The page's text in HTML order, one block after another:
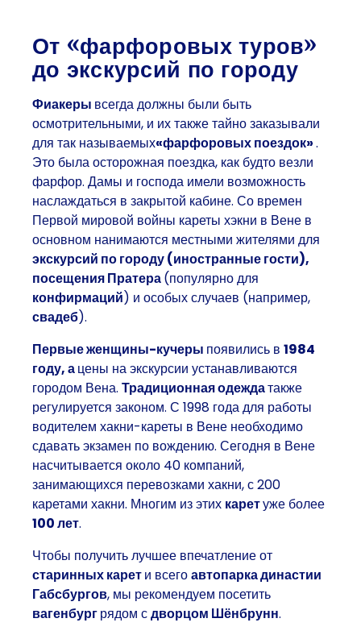
От «фарфоровых туров»
до экскурсий по городу
Фиакеры всегда должны были быть
осмотрительными, и их также тайно заказывали
для так называемых«фарфоровых поездок».
Это была осторожная поездка, как будто везли
фарфор. Дамы и господа имели возможность
наслаждаться в закрытой кабине. Со времен
Первой мировой войны кареты хэкни в Вене в
основном нанимаются местными жителями для
экскурсий по городу (иностранные гости),
посещения Пратера(популярно для
конфирмаций) и особых случаев (например,
свадеб).
Первые женщины-кучеры появились в 1984
году, ацены на экскурсии устанавливаются
городом Вена. Традиционная одеждатакже
регулируется законом. С 1998 года для работы
водителем хакни-кареты в Вене необходимо
сдавать экзамен по вождению. Сегодня в Вене
насчитывается около 40 компаний,
занимающихся перевозками хакни, с 200
каретами хакни. Многим из этих каретуже более
100 лет.
Чтобы получить лучшее впечатление от
старинных карети всегоавтопарка династии
Габсбургов, мы рекомендуем посетить
вагенбургрядом сдворцом Шёнбрунн.